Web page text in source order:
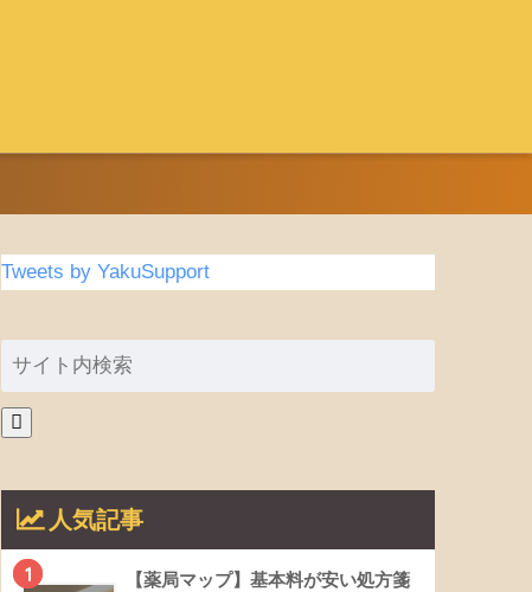
Tweets by YakuSupport
人気記事
1
【薬局マップ】基本料が安い処方箋